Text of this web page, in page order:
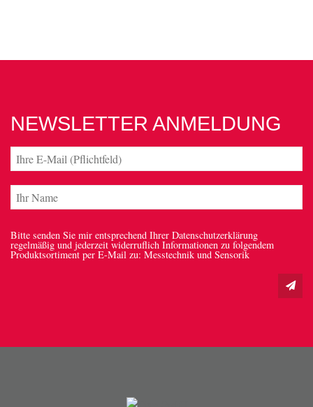
NEWSLETTER ANMELDUNG
Bitte senden Sie mir entsprechend Ihrer Datenschutzerklärung
regelmäßig und jederzeit widerruflich Informationen zu folgendem
Produktsortiment per E-Mail zu: Messtechnik und Sensorik